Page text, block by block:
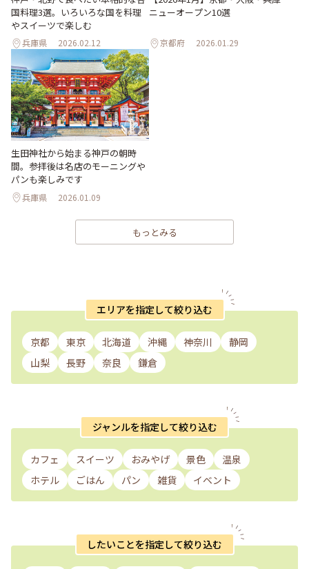
国料理3選。いろいろな国を料理
やスイーツで楽しむ
兵庫県 2026.02.12
ニューオープン10選
京都府 2026.01.29
生田神社から始まる神戸の朝時
間。参拝後は名店のモーニングや
パンも楽しみです
兵庫県 2026.01.09
もっとみる
エリアを指定して絞り込む
京都 東京 北海道 沖縄 神奈川
静岡
山梨
長野 奈良 鎌倉
ジャンルを指定して絞り込む
カフェ スイーツ おみやげ 景色
温泉
ホテル
ごはん パン 雑貨 イベント
したいことを指定して絞り込む